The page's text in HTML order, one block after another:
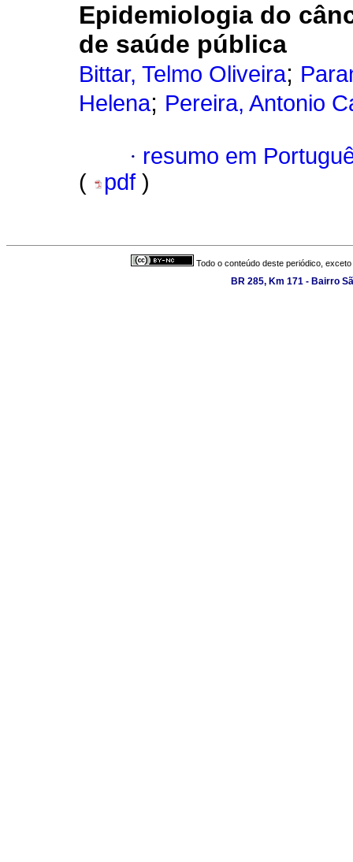
Epidemiologia do
de saúde pública
Bittar, Telmo Oliveira;
Helena; Pereira, Antonio
· resumo em
(
pdf )
Todo o conteúdo deste periódico,
BR 285, Km 171 - Bairro